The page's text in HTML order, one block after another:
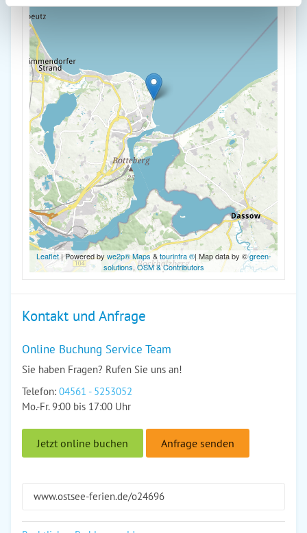
Leaflet| Powered bywe2p® Maps&tourinfra ®| Map data by ©green-
solutions,OSM & Contributors
Kontakt und Anfrage
Online Buchung Service Team
Sie haben Fragen? Rufen Sie uns an!
Telefon: 04561 - 5253052
Mo.-Fr. 9:00 bis 17:00 Uhr
Jetzt online buchen Anfrage senden
www.ostsee-ferien.de/o24696